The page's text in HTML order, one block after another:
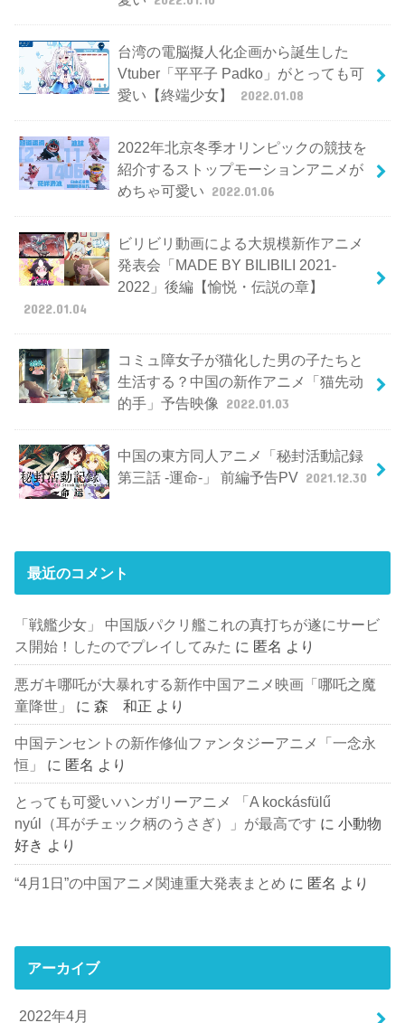
台湾の電脳擬人化企画から誕生した
Vtuber「平平子 Padko」がとっても可
愛い【終端少女】
2022.01.08
2022年北京冬季オリンピックの競技を
紹介するストップモーションアニメが
めちゃ可愛い 2022.01.06
ビリビリ動画による大規模新作アニメ
発表会「MADE BY BILIBILI 2021-
2022」後編【愉悦・伝説の章】
2022.01.04
コミュ障女子が猫化した男の子たちと
生活する？中国の新作アニメ「猫先动
的手」予告映像
2022.01.03
中国の東方同人アニメ「秘封活動記録
第三話 -運命-」 前編予告PV 2021.12.30
最近のコメント
「戦艦少女」 中国版パクリ艦これの真打ちが遂にサービ
ス開始！したのでプレイしてみた に 匿名 より
悪ガキ哪吒が大暴れする新作中国アニメ映画「哪吒之魔
童降世」
に森 和正 より
中国テンセントの新作修仙ファンタジーアニメ「一念永
恒」
に 匿名 より
とっても可愛いハンガリーアニメ 「A kockásfülű
nyúl（耳がチェック柄のうさぎ）」が最高です に小動物
好き より
“4月1日”の中国アニメ関連重大発表まとめ に 匿名 より
アーカイブ
2022年4月